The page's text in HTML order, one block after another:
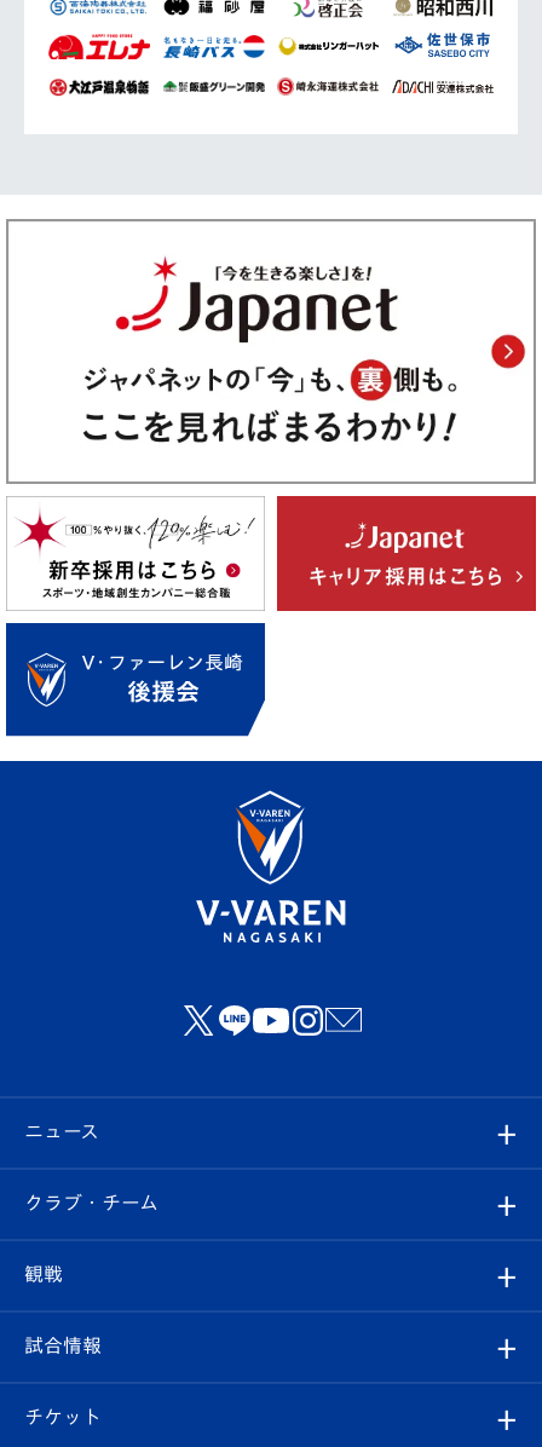
ニュース
すべて
クラブ
試合情報
クラブ・チーム
クラブ概要
観戦
観戦ルール
試合情報
試合日程/結果
チケット